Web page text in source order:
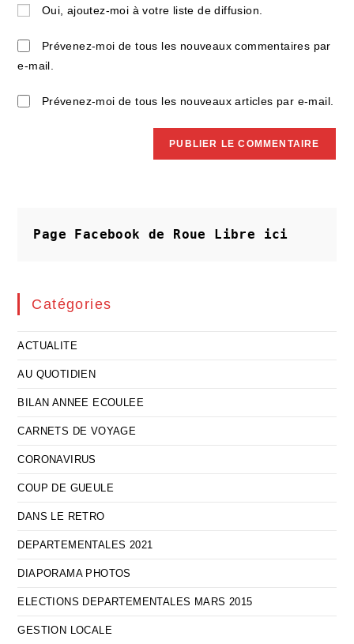
comment
site
(facultatif)
Oui, ajoutez-moi à votre liste de diffusion.
Prévenez-moi de tous les nouveaux commentaires par
e-mail.
Prévenez-moi de tous les nouveaux articles par e-mail.
Page Facebook de Roue Libre ici
Catégories
ACTUALITE
AU QUOTIDIEN
BILAN ANNEE ECOULEE
CARNETS DE VOYAGE
CORONAVIRUS
COUP DE GUEULE
DANS LE RETRO
DEPARTEMENTALES 2021
DIAPORAMA PHOTOS
ELECTIONS DEPARTEMENTALES MARS 2015
GESTION LOCALE